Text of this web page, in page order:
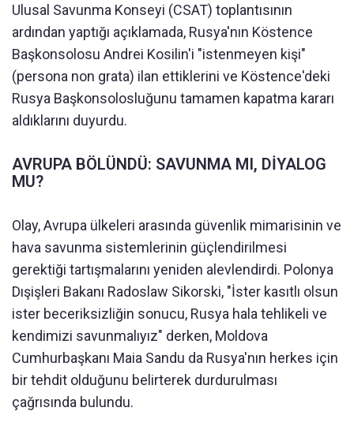
Ulusal Savunma Konseyi (CSAT) toplantısının
ardından yaptığı açıklamada, Rusya'nın Köstence
Başkonsolosu Andrei Kosilin'i "istenmeyen kişi"
(persona non grata) ilan ettiklerini ve Köstence'deki
Rusya Başkonsolosluğunu tamamen kapatma kararı
aldıklarını duyurdu.
AVRUPA BÖLÜNDÜ: SAVUNMA MI, DİYALOG
MU?
Olay, Avrupa ülkeleri arasında güvenlik mimarisinin ve
hava savunma sistemlerinin güçlendirilmesi
gerektiği tartışmalarını yeniden alevlendirdi. Polonya
Dışişleri Bakanı Radoslaw Sikorski, "İster kasıtlı olsun
ister beceriksizliğin sonucu, Rusya hala tehlikeli ve
kendimizi savunmalıyız" derken, Moldova
Cumhurbaşkanı Maia Sandu da Rusya'nın herkes için
bir tehdit olduğunu belirterek durdurulması
çağrısında bulundu.